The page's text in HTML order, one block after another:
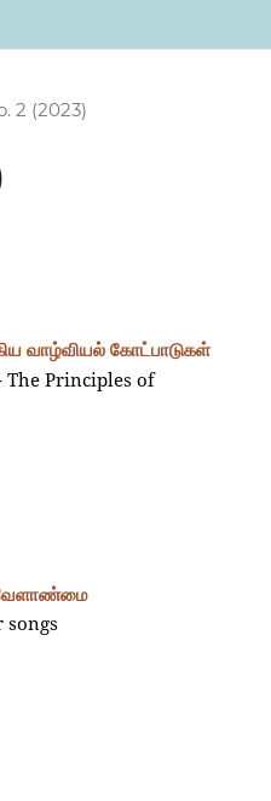
2 (2023)
வாழ்வியல் கோட்பாடுகள்
Principles of
வேளாண்மை